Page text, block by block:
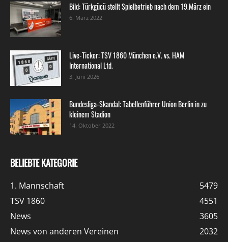
Bild: Türkgücü stellt Spielbetrieb nach dem 19.März ein
6. März 2022
Live-Ticker: TSV 1860 München e.V. vs. HAM
International Ltd.
3. Juni 2026
Bundesliga-Skandal: Tabellenführer Union Berlin in zu
kleinem Stadion
14. Oktober 2022
BELIEBTE KATEGORIE
1. Mannschaft
5479
TSV 1860
4551
News
3605
News von anderen Vereinen
2032